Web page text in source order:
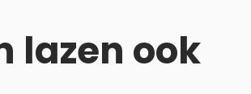
lazen ook